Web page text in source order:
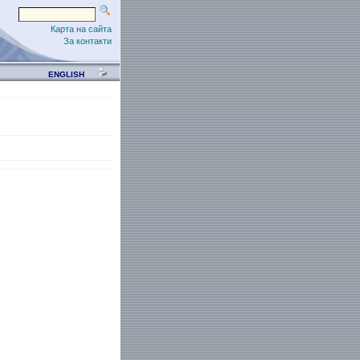
Карта на сайта
За контакти
ENGLISH